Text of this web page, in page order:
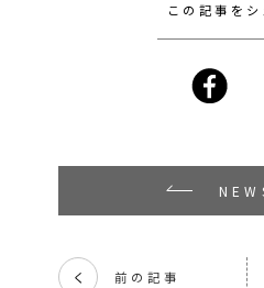
この記事をシ
く 前の記事